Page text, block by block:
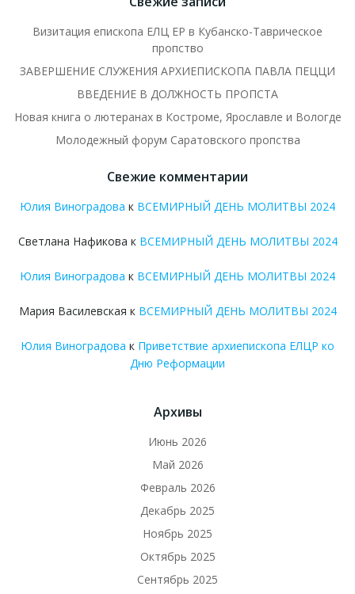
Визитация епископа ЕЛЦ ЕР в Кубанско-Таврическое
пропство
ЗАВЕРШЕНИЕ СЛУЖЕНИЯ АРХИЕПИСКОПА ПАВЛА ПЕЦЦИ
ВВЕДЕНИЕ В ДОЛЖНОСТЬ ПРОПСТА
Новая книга о лютеранах в Костроме, Ярославле и Вологде
Молодежный форум Саратовского пропства
Свежие комментарии
Юлия Виноградова к ВСЕМИРНЫЙ ДЕНЬ МОЛИТВЫ 2024
Светлана Нафикова к ВСЕМИРНЫЙ ДЕНЬ МОЛИТВЫ 2024
Юлия Виноградова к ВСЕМИРНЫЙ ДЕНЬ МОЛИТВЫ 2024
Мария Василевская к ВСЕМИРНЫЙ ДЕНЬ МОЛИТВЫ 2024
Юлия Виноградова к Приветствие архиепископа ЕЛЦР ко
Дню Реформации
Архивы
Июнь 2026
Май 2026
Февраль 2026
Декабрь 2025
Ноябрь 2025
Октябрь 2025
Сентябрь 2025